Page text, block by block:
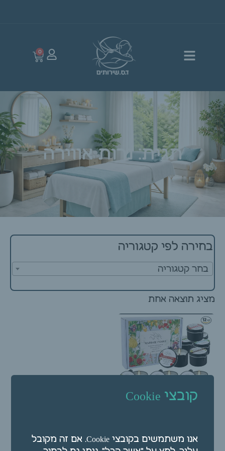
0
תגית: נרות אווירה
בחירה לפי קטגוריה
בחר קטגוריה
מציג תוצאה אחת
שונים
קובצי Cookie
אנו משתמשים בקובצי Cookie. אם זה מקובל